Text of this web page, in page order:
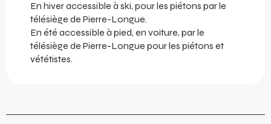
En hiver accessible à ski, pour les piétons par le
télésiège de Pierre-Longue.
En été accessible à pied, en voiture, par le
télésiège de Pierre-Longue pour les piétons et
vététistes.